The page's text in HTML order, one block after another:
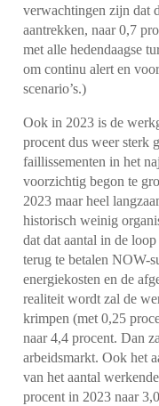
verwachtingen zijn dat
aantrekken, naar 0,7
met alle hedendaagse
om continu alert en
scenario’s.)
Ook in 2023 is de
procent dus weer sterk
faillissementen in het
voorzichtig begon te
2023 maar heel
historisch weinig
dat dat aantal in de
terug te betalen NOW-
energiekosten en de
realiteit wordt zal de
krimpen (met 0,25
naar 4,4 procent. Dan
arbeidsmarkt. Ook het
van het aantal
procent in 2023 naar